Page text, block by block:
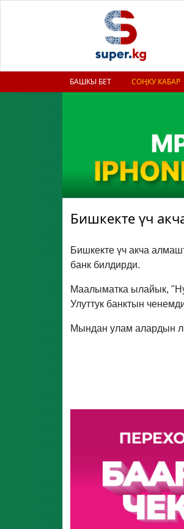
БАШКЫ БЕТ СОҢКУ КАБАР
Бишкекте үч
Бишкекте үч акча
банк билдирди.
Маалыматка ылайык,
Улуттук банктын
Мындан улам алардын